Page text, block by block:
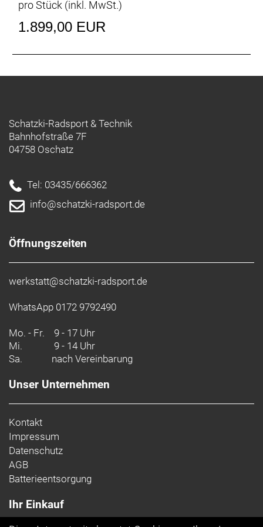
Vorbau: Syncros RR2.5 1 1/4´´ / four Bolt 31.8mm
Sattel: Syncros Tofino Regular 2.5
Sattelstütze: Syncros RR2.5 27.2/350mm
pro Stück (inkl. MwSt.)
1.899,00 EUR
Schatzki-Radsport & Technik
Bahnhofstraße 7F
04758 Oschatz
Tel: 03435/666362
info@schatzki-radsport.de
Öffnungszeiten
werkstatt@schatzki-radsport.de
WhatsApp 0172 9792490
Mo. - Fr. 9 - 17 Uhr
Mi.
9 - 14 Uhr
Sa.
nach Vereinbarung
Unser Unternehmen
Kontakt
Impressum
Datenschutz
AGB
Batterieentsorgung
Ihr Einkauf